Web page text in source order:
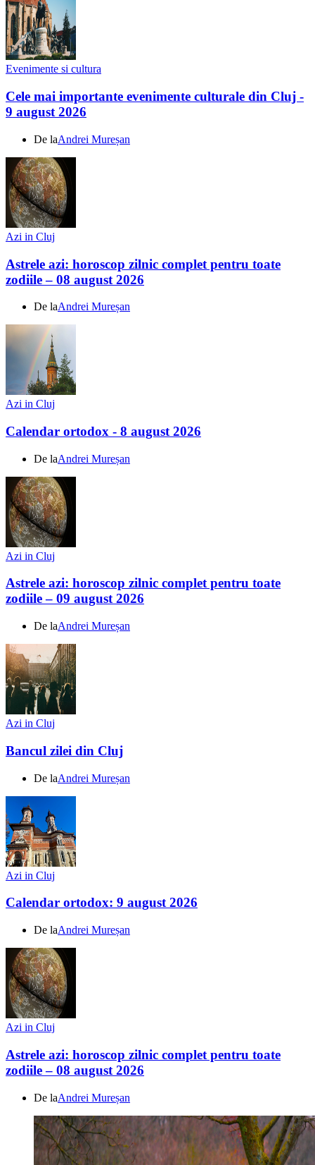
Evenimente si cultura
Cele mai importante evenimente culturale din Cluj -
9 august 2026
De laAndrei Mureșan
Azi in Cluj
Astrele azi: horoscop zilnic complet pentru toate
zodiile – 08 august 2026
De laAndrei Mureșan
Azi in Cluj
Calendar ortodox - 8 august 2026
De laAndrei Mureșan
Azi in Cluj
Astrele azi: horoscop zilnic complet pentru toate
zodiile – 09 august 2026
De laAndrei Mureșan
Azi in Cluj
Bancul zilei din Cluj
De laAndrei Mureșan
Azi in Cluj
Calendar ortodox: 9 august 2026
De laAndrei Mureșan
Azi in Cluj
Astrele azi: horoscop zilnic complet pentru toate
zodiile – 08 august 2026
De laAndrei Mureșan